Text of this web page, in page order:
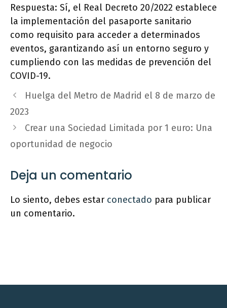
Respuesta: Sí, el Real Decreto 20/2022 establece
la implementación del pasaporte sanitario
como requisito para acceder a determinados
eventos, garantizando así un entorno seguro y
cumpliendo con las medidas de prevención del
COVID-19.
Huelga del Metro de Madrid el 8 de marzo de
2023
Crear una Sociedad Limitada por 1 euro: Una
oportunidad de negocio
Deja un comentario
Lo siento, debes estar conectado para publicar
un comentario.